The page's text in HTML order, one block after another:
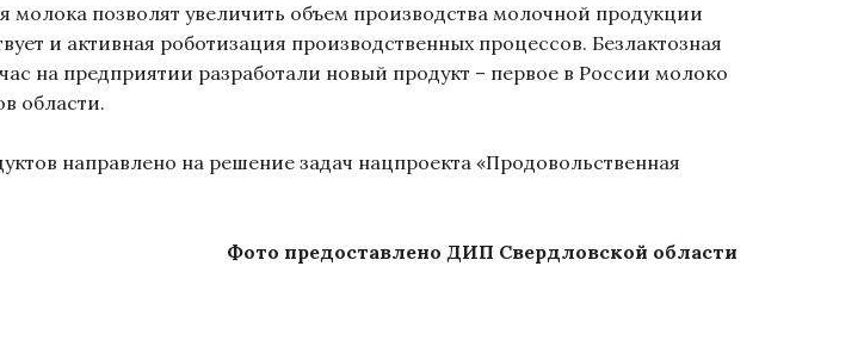
позволят увеличить объем производства молочной продукции
и активная роботизация производственных процессов. Безлактозная
на предприятии разработали новый продукт – первое в России молоко
области.
направлено на решение задач нацпроекта «Продовольственная
Фото предоставлено ДИП Свердловской области